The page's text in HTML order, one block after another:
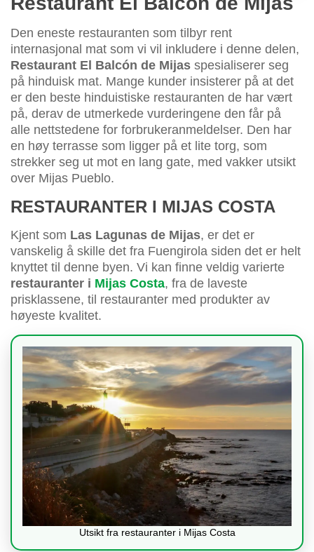
Den eneste restauranten som tilbyr rent
internasjonal mat som vi vil inkludere i denne delen,
Restaurant El Balcón de Mijas spesialiserer seg
på hinduisk mat. Mange kunder insisterer på at det
er den beste hinduistiske restauranten de har vært
på, derav de utmerkede vurderingene den får på
alle nettstedene for forbrukeranmeldelser. Den har
en høy terrasse som ligger på et lite torg, som
strekker seg ut mot en lang gate, med vakker utsikt
over Mijas Pueblo.
RESTAURANTER I MIJAS COSTA
Kjent som Las Lagunas de Mijas, er det er
vanskelig å skille det fra Fuengirola siden det er helt
knyttet til denne byen. Vi kan finne veldig varierte
restauranter i Mijas Costa, fra de laveste
prisklassene, til restauranter med produkter av
høyeste kvalitet.
Utsikt fra restauranter i Mijas Costa